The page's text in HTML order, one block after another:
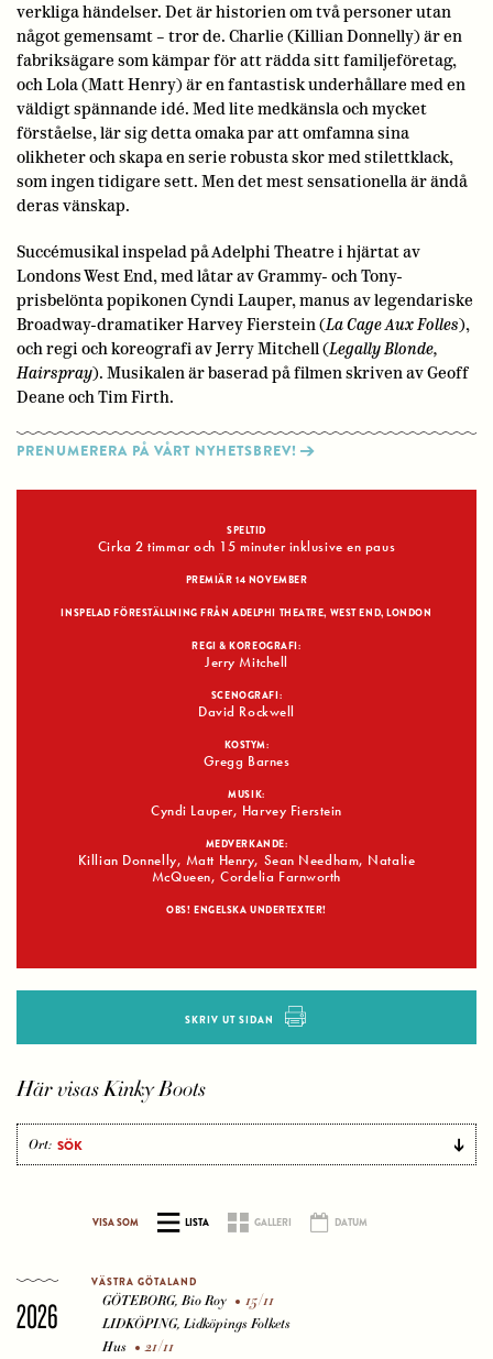
verkliga händelser. Det är historien om två personer utan
något gemensamt – tror de. Charlie (Killian Donnelly) är en
fabriksägare som kämpar för att rädda sitt familjeföretag,
och Lola (Matt Henry) är en fantastisk underhållare med en
väldigt spännande idé. Med lite medkänsla och mycket
förståelse, lär sig detta omaka par att omfamna sina
olikheter och skapa en serie robusta skor med stilettklack,
som ingen tidigare sett. Men det mest sensationella är ändå
deras vänskap.
Succémusikal inspelad på Adelphi Theatre i hjärtat av
Londons West End, med låtar av Grammy- och Tony-
prisbelönta popikonen Cyndi Lauper, manus av legendariske
Broadway-dramatiker Harvey Fierstein (La Cage Aux Folles),
och regi och koreografi av Jerry Mitchell (Legally Blonde,
Hairspray). Musikalen är baserad på filmen skriven av Geoff
Deane och Tim Firth.
PRENUMERERA PÅ VÅRT NYHETSBREV!
SPELTID
Cirka 2 timmar och 15 minuter inklusive en paus
PREMIÄR 14 NOVEMBER
INSPELAD FÖRESTÄLLNING FRÅN ADELPHI THEATRE, WEST END, LONDON
REGI & KOREOGRAFI:
Jerry Mitchell
SCENOGRAFI:
David Rockwell
KOSTYM:
Gregg Barnes
MUSIK:
Cyndi Lauper, Harvey Fierstein
MEDVERKANDE:
Killian Donnelly, Matt Henry, Sean Needham, Natalie
McQueen, Cordelia Farnworth
OBS! ENGELSKA UNDERTEXTER!
SKRIV UT SIDAN
Här visas Kinky Boots
VISA SOM LISTA GALLERI DATUM
Ort:
2026
VÄSTRA GÖTALAND
GÖTEBORG, Bio Roy 15/11
LIDKÖPING, Lidköpings Folkets
Hus
21/11